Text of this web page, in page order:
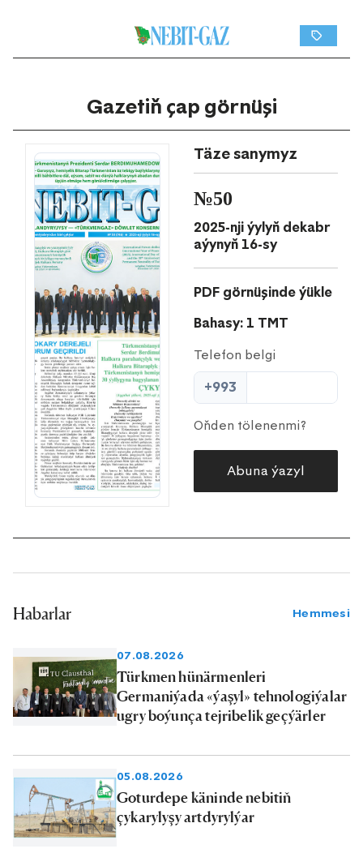
Gazetiň çap görnüşi
Täze sanymyz
№50
2025-nji ýylyň dekabr
aýynyň 16-sy
PDF görnüşinde ýükle
Bahasy: 1 TMT
Telefon belgi
+993
Oňden tölenenmi?
Abuna ýazyl
Habarlar Hemmesi
07.08.2026
Türkmen hünärmenleri
Germaniýada «ýaşyl» tehnologiýalar
ugry boýunça tejribelik geçýärler
05.08.2026
Goturdepe käninde nebitiň
çykarylyşy artdyrylýar